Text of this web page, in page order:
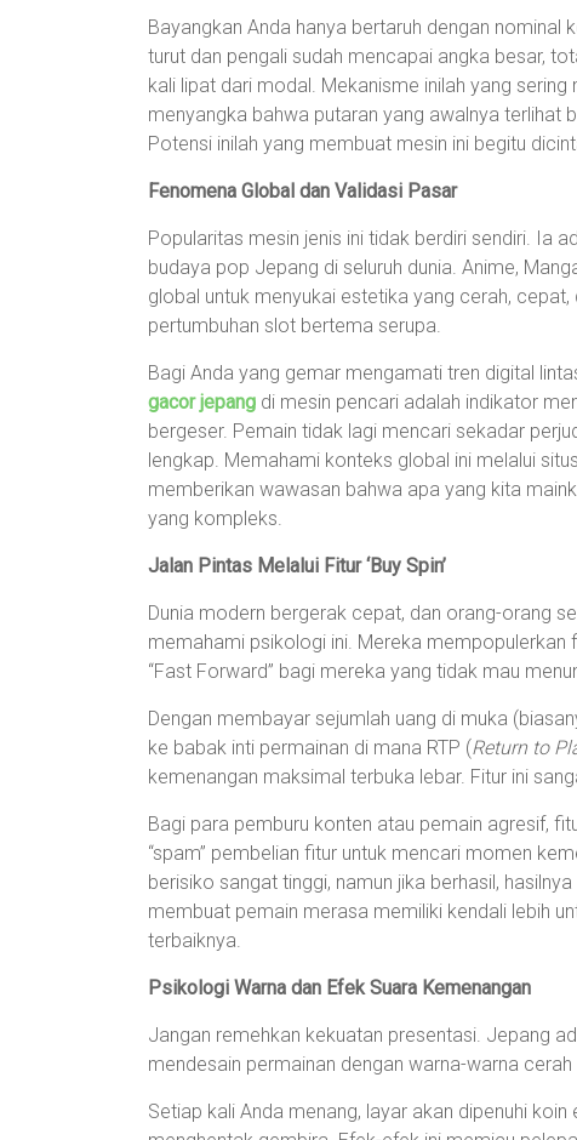
Bayangkan Anda hanya bertaruh dengan nominal
turut dan pengali sudah mencapai angka besar,
kali lipat dari modal. Mekanisme inilah yang
menyangka bahwa putaran yang awalnya terlihat
Potensi inilah yang membuat mesin ini begitu
Fenomena Global dan Validasi Pasar
Popularitas mesin jenis ini tidak berdiri sendiri. Ia
budaya pop Jepang di seluruh dunia. Anime,
global untuk menyukai estetika yang cerah,
pertumbuhan slot bertema serupa.
Bagi Anda yang gemar mengamati tren digital
gacor jepang di mesin pencari adalah indikator
bergeser. Pemain tidak lagi mencari sekadar
lengkap. Memahami konteks global ini melalui
memberikan wawasan bahwa apa yang kita
yang kompleks.
Jalan Pintas Melalui Fitur ‘Buy Spin’
Dunia modern bergerak cepat, dan orang-orang
memahami psikologi ini. Mereka mempopulerkan
“Fast Forward” bagi mereka yang tidak mau
Dengan membayar sejumlah uang di muka
ke babak inti permainan di mana RTP (Return to
kemenangan maksimal terbuka lebar. Fitur ini
Bagi para pemburu konten atau pemain agresif,
“spam” pembelian fitur untuk mencari momen
berisiko sangat tinggi, namun jika berhasil,
membuat pemain merasa memiliki kendali lebih
terbaiknya.
Psikologi Warna dan Efek Suara Kemenangan
Jangan remehkan kekuatan presentasi. Jepang
mendesain permainan dengan warna-warna
Setiap kali Anda menang, layar akan dipenuhi